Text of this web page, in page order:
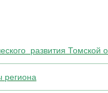
развития Томской
региона